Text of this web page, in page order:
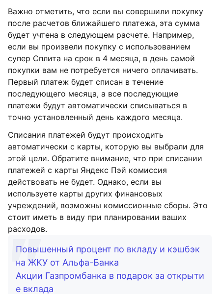
Важно отметить, что если вы совершили покупку
после расчетов ближайшего платежа, эта сумма
будет учтена в следующем расчете. Например,
если вы произвели покупку с использованием
супер Сплита на срок в 4 месяца, в день самой
покупки вам не потребуется ничего оплачивать.
Первый платеж будет списан в течение
последующего месяца, а все последующие
платежи будут автоматически списываться в
точно установленный день каждого месяца.
Списания платежей будут происходить
автоматически с карты, которую вы выбрали для
этой цели. Обратите внимание, что при списании
платежей с карты Яндекс Пэй комиссия
действовать не будет. Однако, если вы
используете карты других финансовых
учреждений, возможны комиссионные сборы. Это
стоит иметь в виду при планировании ваших
расходов.
Повышенный процент по вкладу и кэшбэк
на ЖКУ от Альфа-Банка
Акции Газпромбанка в подарок за открыти
е вклада